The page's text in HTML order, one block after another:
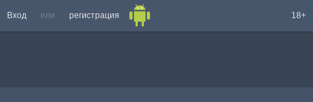
Вход или регистрация 18+